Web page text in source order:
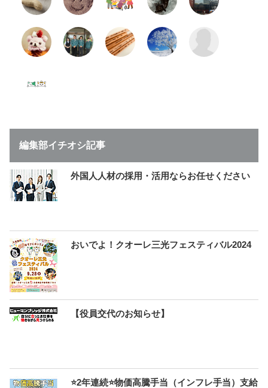
編集部イチオシ記事
外国人人材の採用・活用ならお任せください
おいでよ！クオーレ三光フェスティバル2024
【役員交代のお知らせ】
⭐2年連続⭐物価高騰手当（インフレ手当）支給